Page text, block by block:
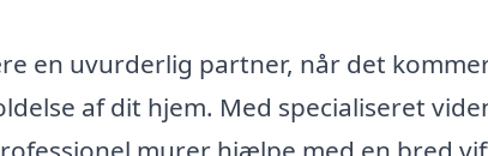
en uvurderlig partner, når det
af dit hjem. Med specialiseret